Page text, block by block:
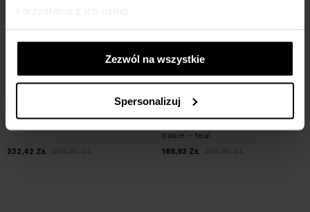
Zezwól na wszystkie
Spersonalizuj
232,42 ZŁ
pasie - teal
188,93 ZŁ